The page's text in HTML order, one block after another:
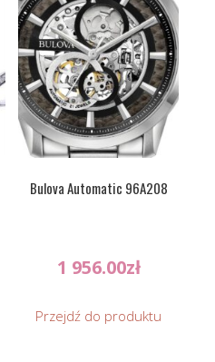
Bulova Automatic 96A208
1 956.00zł
Przejdź do produktu